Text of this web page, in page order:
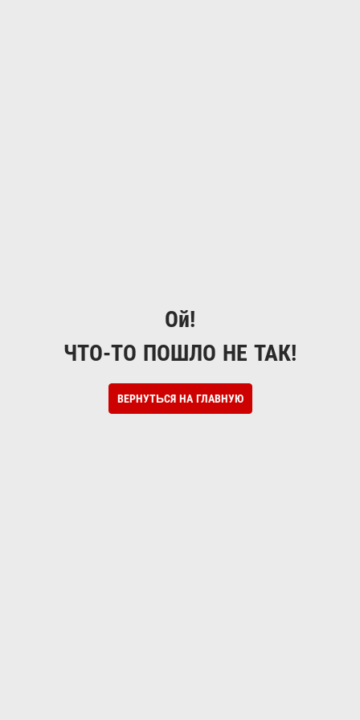
Ой!
ЧТО-ТО ПОШЛО НЕ ТАК!
ВЕРНУТЬСЯ НА ГЛАВНУЮ